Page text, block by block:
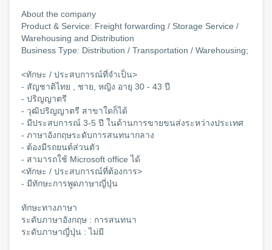
About the company
Product & Service: Freight forwarding / Storage Service /
Warehousing and Distribution
Business Type: Distribution / Transportation / Warehousing;
<ทักษะ / ประสบการณ์ที่จำเป็น>
- สัญชาติไทย , ชาย, หญิง อายุ 30 - 43 ปี
- ปริญญาตรี
- วุฒิปริญญาตรี สาขาใดก็ได้
- มีประสบการณ์ 3-5 ปี ในด้านการขายขนส่งระหว่างประเทศ
- ภาษาอังกฤษระดับการสนทนากลาง
- ต้องมีรถยนต์ส่วนตัว
- สามารถใช้ Microsoft office ได้
<ทักษะ / ประสบการณ์ที่ต้องการ>
- มีทักษะการพูดภาษาญี่ปุ่น
ทักษะทางภาษา
ระดับภาษาอังกฤษ : การสนทนา
ระดับภาษาญี่ปุ่น : ไม่มี